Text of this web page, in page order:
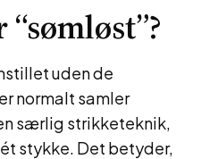
uden de
normalt samler
særlig strikketeknik,
stykke. Det betyder,